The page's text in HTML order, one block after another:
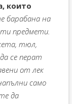
които
барабана на
предмети.
тюл,
се перат
от лек
само
да